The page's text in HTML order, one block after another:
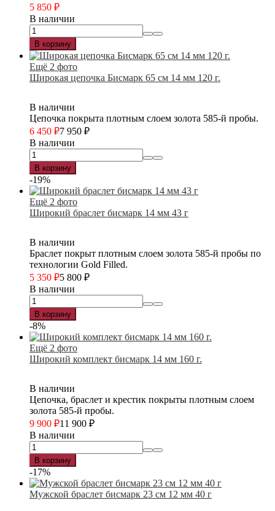
5 850 ₽
В наличии
В корзину
Ещё 2 фото
Широкая цепочка Бисмарк 65 см 14 мм 120 г.
В наличии
Цепочка покрыта плотным слоем золота 585-й пробы.
6 450 ₽7 950 ₽
В наличии
В корзину
-19%
Ещё 2 фото
Широкий браслет бисмарк 14 мм 43 г
В наличии
Браслет покрыт плотным слоем золота 585-й пробы по
технологии Gold Filled.
5 350 ₽5 800 ₽
В наличии
В корзину
-8%
Ещё 2 фото
Широкий комплект бисмарк 14 мм 160 г.
В наличии
Цепочка, браслет и крестик покрыты плотным слоем
золота 585-й пробы.
9 900 ₽11 900 ₽
В наличии
В корзину
-17%
Мужской браслет бисмарк 23 см 12 мм 40 г